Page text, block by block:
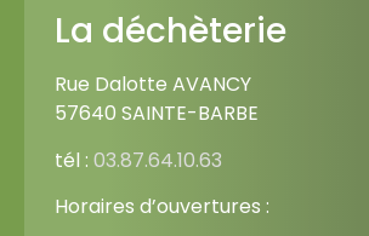
La déchèterie
Rue Dalotte AVANCY
57640 SAINTE-BARBE
tél : 03.87.64.10.63
Horaires d’ouvertures :